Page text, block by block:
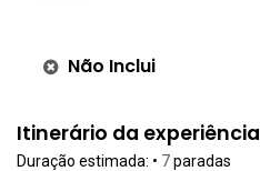
Não Inclui
Itinerário da experiência
Duração estimada: • 7paradas